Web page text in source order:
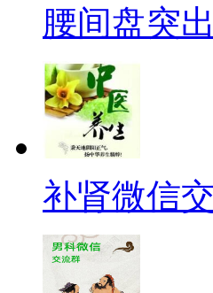
腰间盘突
补肾微信